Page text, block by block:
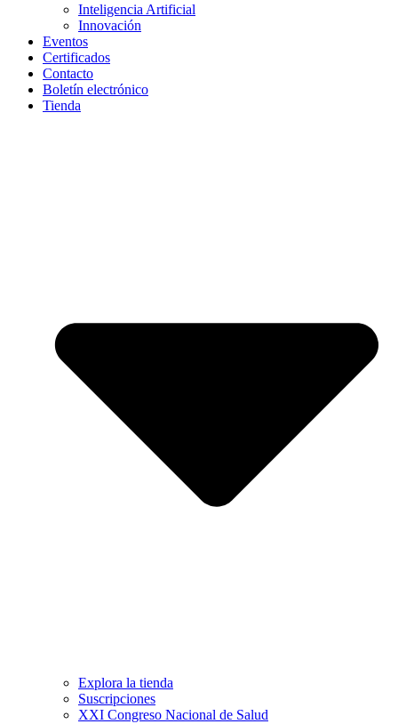
Inteligencia Artificial
Innovación
Eventos
Certificados
Contacto
Boletín electrónico
Tienda
Explora la tienda
Suscripciones
XXI Congreso Nacional de Salud